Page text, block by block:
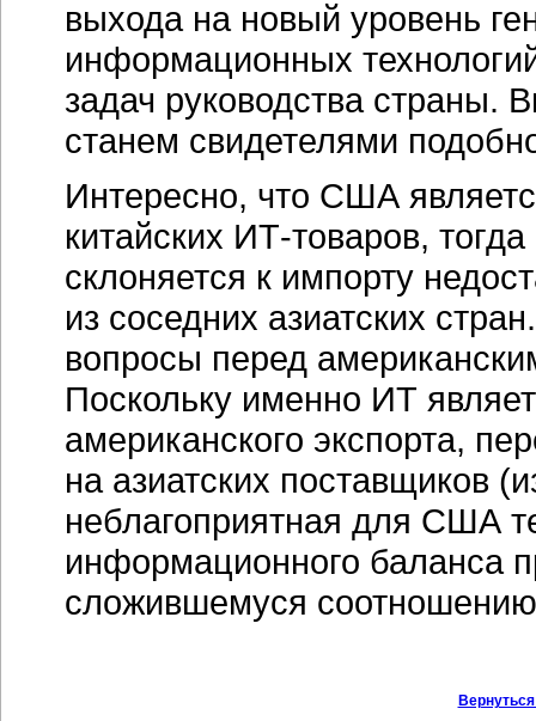
выхода на новый уровень
информационных
задач руководства страны.
станем свидетелями
Интересно, что США
китайских ИТ-товаров,
склоняется к импорту
из соседних азиатских
вопросы перед
Поскольку именно ИТ
американского экспорта,
на азиатских поставщиков
неблагоприятная для США
информационного баланса
сложившемуся